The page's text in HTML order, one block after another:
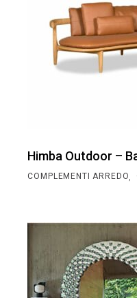
Himba Outdoor –
COMPLEMENTI ARREDO,